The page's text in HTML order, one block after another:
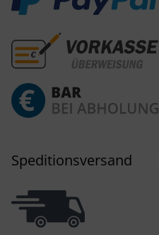
Speditionsversand